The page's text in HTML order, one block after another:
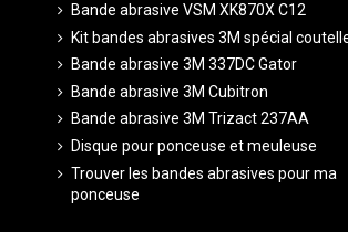
Bande abrasive VSM XK870X C12
Kit bandes abrasives 3M spécial
Bande abrasive 3M 337DC Gator
Bande abrasive 3M Cubitron
Bande abrasive 3M Trizact 237AA
Disque pour ponceuse et meuleuse
Trouver les bandes abrasives pour ma
ponceuse